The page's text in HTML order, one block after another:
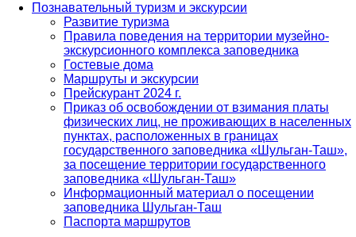
Познавательный туризм и экскурсии
Развитие туризма
Правила поведения на территории музейно-
экскурсионного комплекса заповедника
Гостевые дома
Маршруты и экскурсии
Прейскурант 2024 г.
Приказ об освобождении от взимания платы
физических лиц, не проживающих в населенных
пунктах, расположенных в границах
государственного заповедника «Шульган-Таш»,
за посещение территории государственного
заповедника «Шульган-Таш»
Информационный материал о посещении
заповедника Шульган-Таш
Паспорта маршрутов